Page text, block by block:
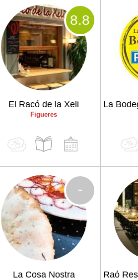
El Racó de la Xeli
Figueres
8.8
La Cosa Nostra
-